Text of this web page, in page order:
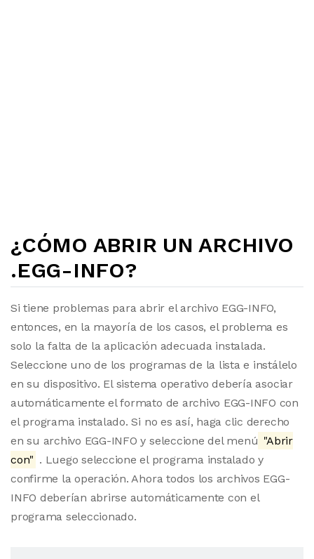
¿CÓMO ABRIR UN ARCHIVO
.EGG-INFO?
Si tiene problemas para abrir el archivo EGG-INFO,
entonces, en la mayoría de los casos, el problema es
solo la falta de la aplicación adecuada instalada.
Seleccione uno de los programas de la lista e instálelo
en su dispositivo. El sistema operativo debería asociar
automáticamente el formato de archivo EGG-INFO con
el programa instalado. Si no es así, haga clic derecho
en su archivo EGG-INFO y seleccione del menú "Abrir
con" . Luego seleccione el programa instalado y
confirme la operación. Ahora todos los archivos EGG-
INFO deberían abrirse automáticamente con el
programa seleccionado.